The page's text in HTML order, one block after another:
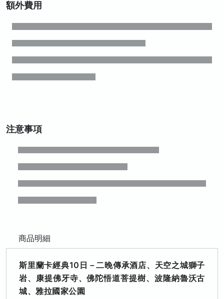
額外費用
注意事項
商品明細
斯里蘭卡經典10日－二晚傳承酒店、天空之城獅子
岩、康提佛牙寺、佛陀悟道菩提樹、波隆納魯沃古
城、雅拉國家公園